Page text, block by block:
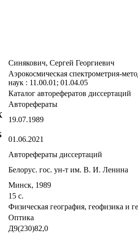
Синякович, Сергей Георгиевич
Аэрокосмическая спектрометрия-
наук : 11.00.01; 01.04.05
Каталог авторефератов диссертаций
Авторефераты
19.07.1989
01.06.2021
Авторефераты диссертаций
Белорус. гос. ун-т им. В. И. Ленина
Минск, 1989
15 с.
Физическая география, геофизика и
Оптика
Д9(230)82,0